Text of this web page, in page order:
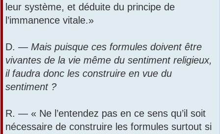
leur système, et déduite du principe de
l’immanence vitale.»
D. — Mais puisque ces formules doivent être
vivantes de la vie même du sentiment religieux,
il faudra donc les construire en vue du
sentiment ?
R. — « Ne l’entendez pas en ce sens qu’il soit
nécessaire de construire les formules surtout si